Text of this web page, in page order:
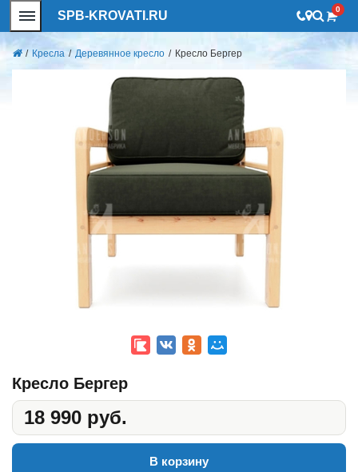
SPB-KROVATI.RU 0
/ Кресла / Деревянное кресло / Кресло Бергер
Кресло Бергер
18 990 руб.
В корзину